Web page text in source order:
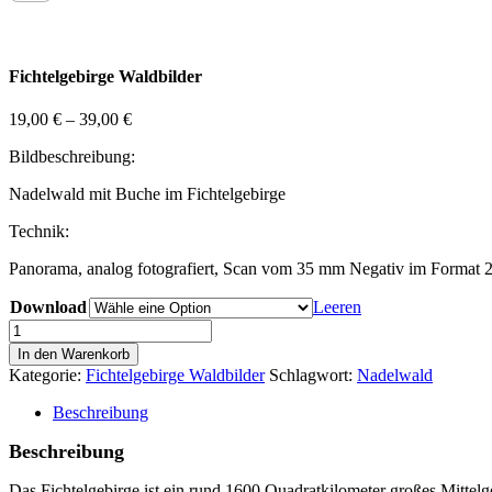
Fichtelgebirge Waldbilder
19,00 € – 39,00 €
Bildbeschreibung:
Nadelwald mit Buche im Fichtelgebirge
Technik:
Panorama, analog fotografiert, Scan vom 35 mm Negativ im Format
Download
Leeren
Fichtelgebirge
Wald
Bild
09
Menge
In den Warenkorb
Kategorie: Fichtelgebirge Waldbilder Schlagwort: Nadelwald
Beschreibung
Beschreibung